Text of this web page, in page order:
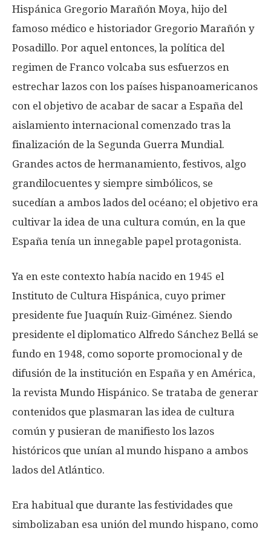
Hispánica Gregorio Marañón Moya, hijo del
famoso médico e historiador Gregorio Marañón y
Posadillo. Por aquel entonces, la política del
regimen de Franco volcaba sus esfuerzos en
estrechar lazos con los países hispanoamericanos
con el objetivo de acabar de sacar a España del
aislamiento internacional comenzado tras la
finalización de la Segunda Guerra Mundial.
Grandes actos de hermanamiento, festivos, algo
grandilocuentes y siempre simbólicos, se
sucedían a ambos lados del océano; el objetivo era
cultivar la idea de una cultura común, en la que
España tenía un innegable papel protagonista.
Ya en este contexto había nacido en 1945 el
Instituto de Cultura Hispánica, cuyo primer
presidente fue Juaquín Ruiz-Giménez. Siendo
presidente el diplomatico Alfredo Sánchez Bellá se
fundo en 1948, como soporte promocional y de
difusión de la institución en España y en América,
la revista Mundo Hispánico. Se trataba de generar
contenidos que plasmaran las idea de cultura
común y pusieran de manifiesto los lazos
históricos que unían al mundo hispano a ambos
lados del Atlántico.
Era habitual que durante las festividades que
simbolizaban esa unión del mundo hispano, como